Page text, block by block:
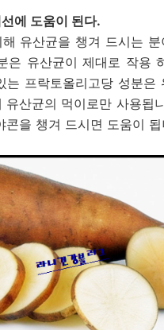
에 도움이 된다.
유산균을 챙겨 드시는
은 유산균이 제대로 작용
는 프락토올리고당 성분은
유산균의 먹이로만 사용됩
콘을 챙겨 드시면 도움이 됩